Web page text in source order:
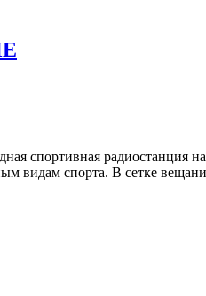
спортивная радиостанция
видам спорта. В сетке